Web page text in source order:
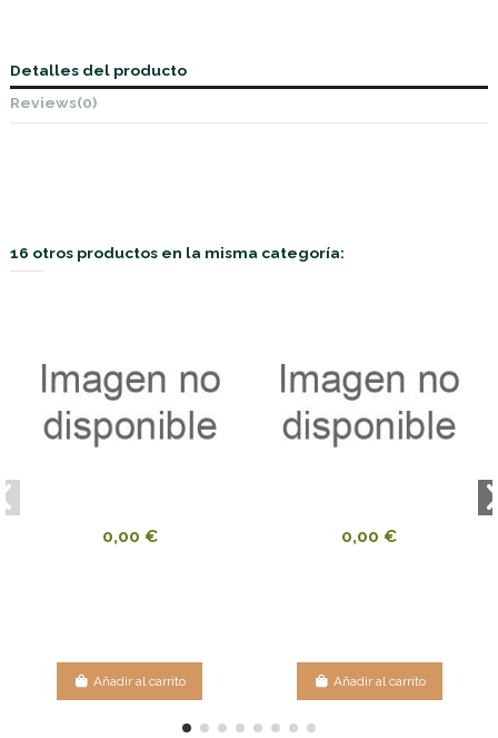
Detalles del producto
Reviews(0)
16 otros productos en la misma categoría:
0,00 €
Añadir al carrito
0,00 €
Añadir al carrito